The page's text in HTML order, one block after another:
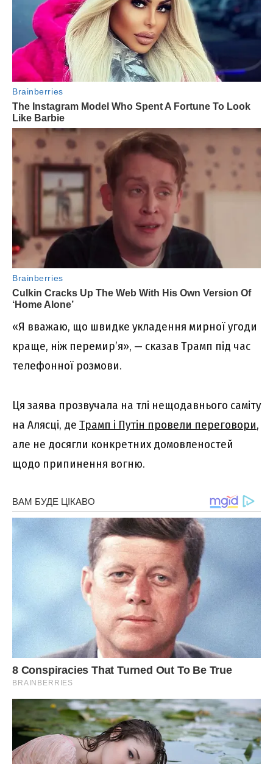
«Я вважаю, що швидке укладення мирної угоди
краще, ніж перемир’я», — сказав Трамп під час
телефонної розмови.
Ця заява прозвучала на тлі нещодавнього саміту
на Алясці, де Трамп і Путін провели переговори,
але не досягли конкретних домовленостей
щодо припинення вогню.